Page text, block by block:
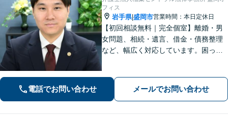
フィス
岩手県|盛岡市営業時間：本日定休日
【初回相談無料｜完全個室】離婚・男
女問題、相続・遺言、借金・債務整理
など、幅広く対応しています。困って
の際はおひとりで悩まず、お気軽にご
連絡ください。【WEB面談可】
電話でお問い合わせ メールでお問い合わせ